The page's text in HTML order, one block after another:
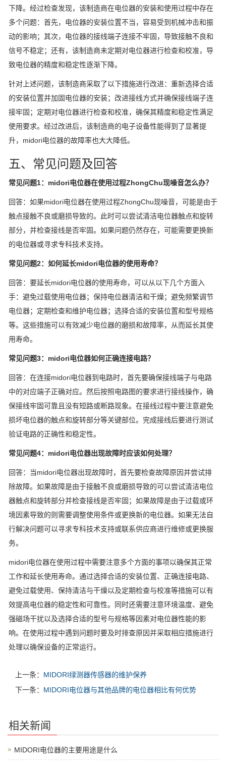
下降。经过检查发现，该制造商在电位器的安装和使用过程中存在
多个问题：首先，电位器的安装位置不当，容易受到机械冲击和振
动的影响；其次，电位器的接线端子连接不牢固，导致接触不良和
信号不稳定；还有，该制造商未定期对电位器进行检查和校准，导
致电位器的精度和稳定性逐渐下降。
针对上述问题，该制造商采取了以下措施进行改进：重新选择合适
的安装位置并加固电位器的安装；改进接线方式并确保接线端子连
接牢固；定期对电位器进行检查和校准，确保其精度和稳定性满足
使用要求。经过改进后，该制造商的电子设备性能得到了显著提
升，midori电位器的故障率也大大降低。
五、常见问题及回答
常见问题1：midori电位器在使用过程ZhongChu现噪音怎么办？
回答：如果midori电位器在使用过程ZhongChu现噪音，可能是由于
触点接触不良或磨损导致的。此时可以尝试清洁电位器触点和旋转
部分，并检查接线是否牢固。如果问题仍然存在，可能需要更换新
的电位器或寻求专科技术支持。
常见问题2：如何延长midori电位器的使用寿命？
回答：要延长midori电位器的使用寿命，可以从以下几个方面入
手：避免过载使用电位器；保持电位器清洁和干燥；避免频繁调节
电位器；定期检查和维护电位器；选择合适的安装位置和型号规格
等。这些措施可以有效减少电位器的磨损和故障率，从而延长其使
用寿命。
常见问题3：midori电位器如何正确连接电路？
回答：在连接midori电位器到电路时，首先要确保接线端子与电路
中的对应端子正确对应。然后按照电路图的要求进行接线操作，确
保接线牢固可靠且没有短路或断路现象。在接线过程中要注意避免
损坏电位器的触点和旋转部分等关键部位。完成接线后要进行测试
验证电路的正确性和稳定性。
常见问题4：midori电位器出现故障时应该如何处理？
回答：当midori电位器出现故障时，首先要检查故障原因并尝试排
除故障。如果故障是由于接触不良或磨损导致的可以尝试清洁电位
器触点和旋转部分并检查接线是否牢固；如果故障是由于过载或环
境因素导致的则需要调整使用条件或更换新的电位器。如果无法自
行解决问题可以寻求专科技术支持或联系供应商进行维修或更换服
务。
midori电位器在使用过程中需要注意多个方面的事项以确保其正常
工作和延长使用寿命。通过选择合适的安装位置、正确连接电路、
避免过载使用、保持清洁与干燥以及定期检查与校准等措施可以有
效提高电位器的稳定性和可靠性。同时还需要注意环境温度、避免
强磁场干扰以及选择合适的型号与规格等因素对电位器性能的影
响。在使用过程中遇到问题时要及时排查原因并采取相应措施进行
处理以确保设备的正常运行。
上一条： MIDORI绿测器传感器的维护保养
下一条： MIDORI电位器与其他品牌的电位器相比有何优势
相关新闻
MIDORI电位器的主要用途是什么